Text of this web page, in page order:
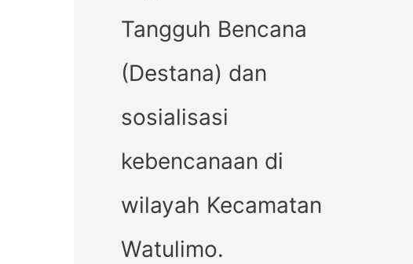
Tangguh Bencana
(Destana) dan
sosialisasi
kebencanaan di
wilayah Kecamatan
Watulimo.